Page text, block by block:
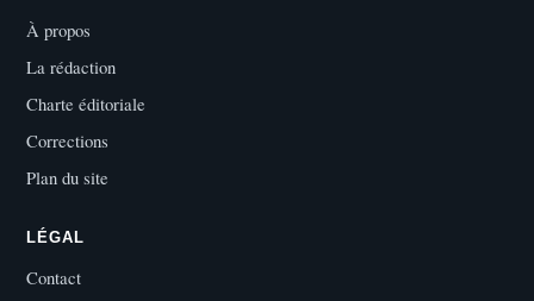
À propos
La rédaction
Charte éditoriale
Corrections
Plan du site
LÉGAL
Contact